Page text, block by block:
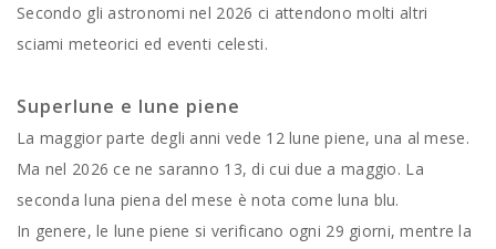
Secondo gli astronomi nel 2026 ci attendono molti altri
sciami meteorici ed eventi celesti.
Superlune e lune piene
La maggior parte degli anni vede 12 lune piene, una al mese.
Ma nel 2026 ce ne saranno 13, di cui due a maggio. La
seconda luna piena del mese è nota come luna blu.
In genere, le lune piene si verificano ogni 29 giorni, mentre la